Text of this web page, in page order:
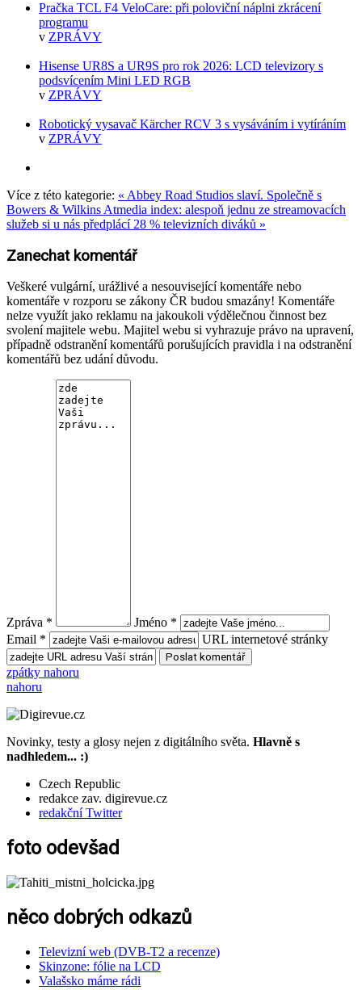
Pračka TCL F4 VeloCare: při poloviční náplni zkrácení
programu
v ZPRÁVY
Hisense UR8S a UR9S pro rok 2026: LCD televizory s
podsvícením Mini LED RGB
v ZPRÁVY
Robotický vysavač Kärcher RCV 3 s vysáváním i vytíráním
v ZPRÁVY
Více z této kategorie: « Abbey Road Studios slaví. Společně s
Bowers & Wilkins Atmedia index: alespoň jednu ze streamovacích
služeb si u nás předplácí 28 % televizních diváků »
Zanechat komentář
Veškeré vulgární, urážlivé a nesouvisející komentáře nebo
komentáře v rozporu se zákony ČR budou smazány! Komentáře
nelze využít jako reklamu na jakoukoli výdělečnou činnost bez
svolení majitele webu. Majitel webu si vyhrazuje právo na upravení,
případně odstranění komentářů porušujících pravidla i na odstranění
komentářů bez udání důvodu.
Zpráva *
Jméno *
Email *
URL internetové stránky
zpátky nahoru
nahoru
Novinky, testy a glosy nejen z digitálního světa. Hlavně s
nadhledem... :)
Czech Republic
redakce zav. digirevue.cz
redakční Twitter
foto odevšad
něco dobrých odkazů
Televizní web (DVB-T2 a recenze)
Skinzone: fólie na LCD
Valašsko máme rádi